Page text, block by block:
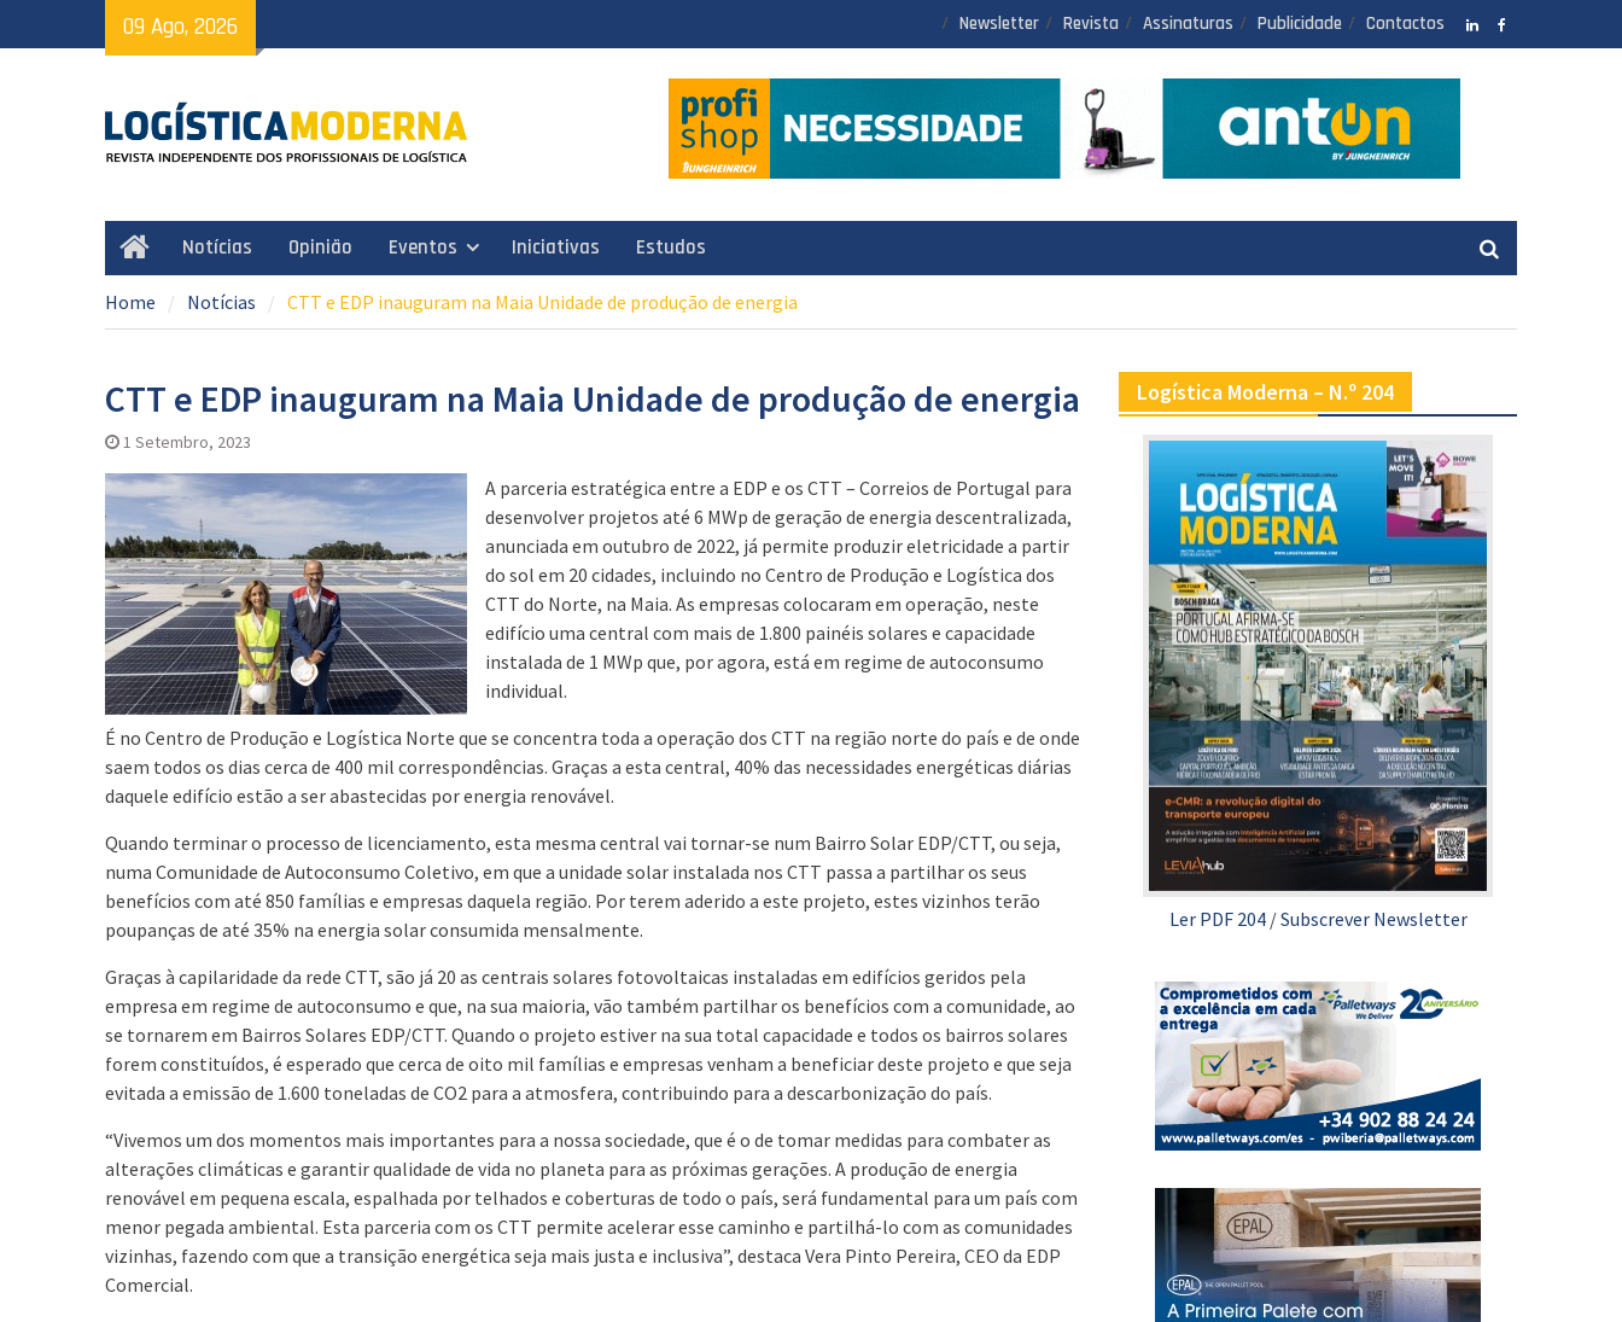
to
09 Ago, 2026 Newsletter Revista Assinaturas Publicidade Contactos
HomeNotícias Opinião Eventos Iniciativas Estudos
Home Notícias CTT e EDP inauguram na Maia Unidade de produção de energia
CTT e EDP inauguram na Maia Unidade de produção de energia
1 Setembro, 2023
A parceria estratégica entre a EDP e os CTT – Correios de Portugal para
desenvolver projetos até 6 MWp de geração de energia descentralizada,
anunciada em outubro de 2022, já permite produzir eletricidade a partir
do sol em 20 cidades, incluindo no Centro de Produção e Logística dos
CTT do Norte, na Maia. As empresas colocaram em operação, neste
edifício uma central com mais de 1.800 painéis solares e capacidade
instalada de 1 MWp que, por agora, está em regime de autoconsumo
individual.
É no Centro de Produção e Logística Norte que se concentra toda a operação dos CTT na região norte do país e de onde
saem todos os dias cerca de 400 mil correspondências. Graças a esta central, 40% das necessidades energéticas diárias
daquele edifício estão a ser abastecidas por energia renovável.
Quando terminar o processo de licenciamento, esta mesma central vai tornar-se num Bairro Solar EDP/CTT, ou seja,
numa Comunidade de Autoconsumo Coletivo, em que a unidade solar instalada nos CTT passa a partilhar os seus
benefícios com até 850 famílias e empresas daquela região. Por terem aderido a este projeto, estes vizinhos terão
poupanças de até 35% na energia solar consumida mensalmente.
Graças à capilaridade da rede CTT, são já 20 as centrais solares fotovoltaicas instaladas em edifícios geridos pela
empresa em regime de autoconsumo e que, na sua maioria, vão também partilhar os benefícios com a comunidade, ao
se tornarem em Bairros Solares EDP/CTT. Quando o projeto estiver na sua total capacidade e todos os bairros solares
forem constituídos, é esperado que cerca de oito mil famílias e empresas venham a beneficiar deste projeto e que seja
evitada a emissão de 1.600 toneladas de CO2 para a atmosfera, contribuindo para a descarbonização do país.
“Vivemos um dos momentos mais importantes para a nossa sociedade, que é o de tomar medidas para combater as
alterações climáticas e garantir qualidade de vida no planeta para as próximas gerações. A produção de energia
renovável em pequena escala, espalhada por telhados e coberturas de todo o país, será fundamental para um país com
menor pegada ambiental. Esta parceria com os CTT permite acelerar esse caminho e partilhá-lo com as comunidades
vizinhas, fazendo com que a transição energética seja mais justa e inclusiva”, destaca Vera Pinto Pereira, CEO da EDP
Comercial.
Logística Moderna – N.º 204
Ler PDF 204/Subscrever Newsletter